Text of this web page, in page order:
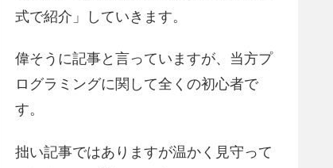
式で紹介」していきます。
偉そうに記事と言っていますが、当方プ
ログラミングに関して全くの初心者で
す。
拙い記事ではありますが温かく見守って